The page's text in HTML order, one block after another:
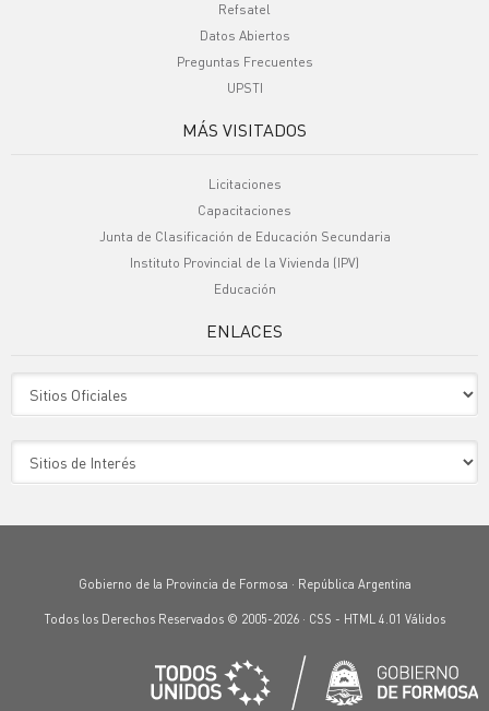
Refsatel
Datos Abiertos
Preguntas Frecuentes
UPSTI
MÁS VISITADOS
Licitaciones
Capacitaciones
Junta de Clasificación de Educación Secundaria
Instituto Provincial de la Vivienda (IPV)
Educación
ENLACES
Gobierno de la Provincia de Formosa · República Argentina
Todos los Derechos Reservados © 2005-2026 · CSS - HTML 4.01 Válidos